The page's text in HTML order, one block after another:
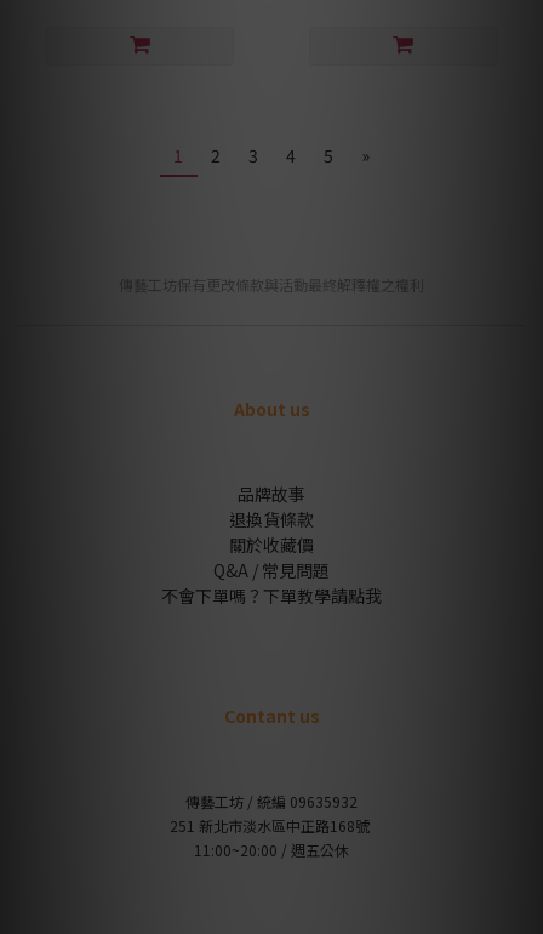
1 2 3 4 5 »
傳藝工坊保有更改條款與活動最終解釋權之權利
About us
品牌故事
退換貨條款
關於收藏價
Q&A / 常見問題
不會下單嗎？下單教學請點我
Contant us
傳藝工坊 / 統編 09635932
251 新北市淡水區中正路168號
11:00~20:00 / 週五公休